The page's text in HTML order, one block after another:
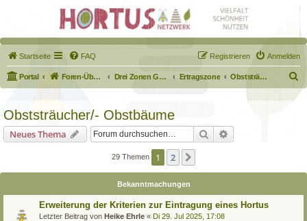
Startseite FAQ Anmelden
Registrieren
Portal Foren-Übersicht Drei Zonen Garten Ertragszone Obststräucher/- Obstbäume
u
Obststräucher/- Obstbäume
Neues Thema Suche
29 Themen 1 2
Bekanntmachungen
Erweiterung der Kriterien zur Eintragung eines Hortus
Letzter Beitrag von Heike Ehrle « Di 29. Jul 2025, 17:08